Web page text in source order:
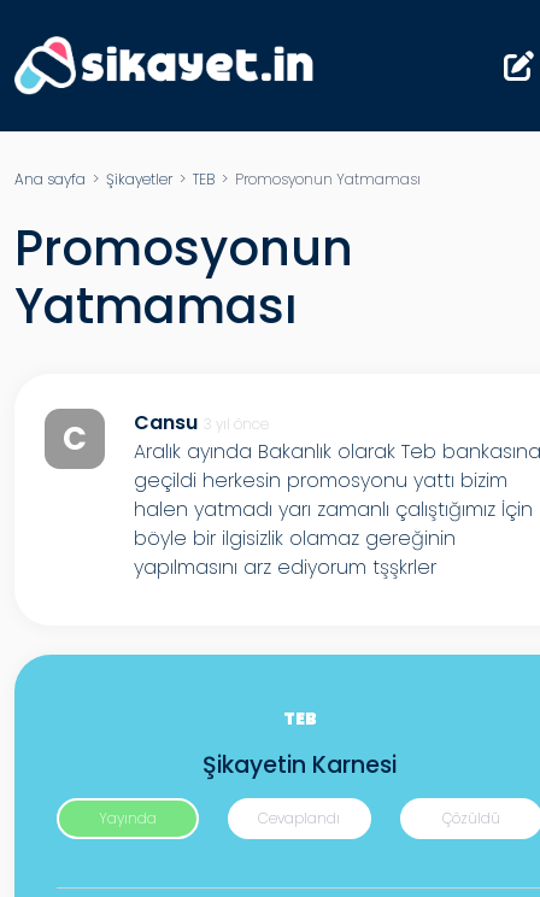
Ana sayfa > Şikayetler> TEB > Promosyonun Yatmaması
Promosyonun
Yatmaması
C Cansu 3 yıl önce
Aralık ayında Bakanlık olarak Teb
geçildi herkesin promosyonu yattı bizim
halen yatmadı yarı zamanlı çalıştığımız İçin
böyle bir ilgisizlik olamaz gereğinin
yapılmasını arz ediyorum tşşkrler
TEB
Şikayetin Karnesi
Yayında Cevaplandı Çözüldü